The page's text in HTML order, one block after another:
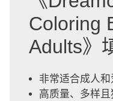
Coloring
Adults》
非常适合成人和
高质量、多样